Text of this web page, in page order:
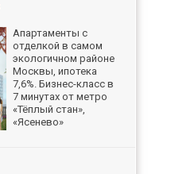
Апартаменты с
отделкой в самом
экологичном районе
Москвы, ипотека
7,6%. Бизнес-класс в
7 минутах от метро
«Тёплый стан»,
«Ясенево»